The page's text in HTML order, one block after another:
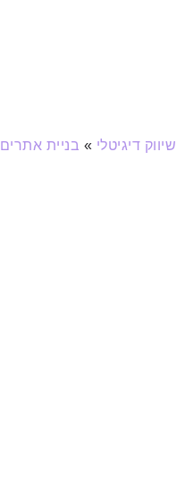
שיווק דיגיטלי » בניית אתרים